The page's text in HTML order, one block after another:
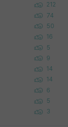
212
74
50
16
5
9
14
14
6
5
3